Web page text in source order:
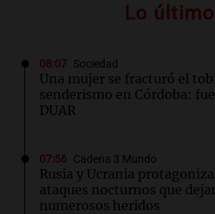
Lo último
08:07 Sociedad
Una mujer se fracturó el
senderismo en Córdoba:
DUAR
07:56 Cadena 3 Mundo
Rusia y Ucrania
ataques nocturnos que
numerosos heridos